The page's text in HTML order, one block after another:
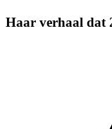
Haar verhaal dat